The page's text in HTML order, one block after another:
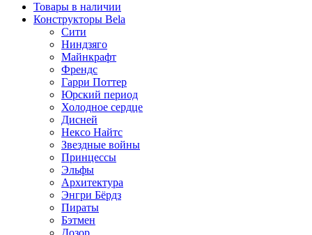
Товары в наличии
Конструкторы Bela
Сити
Ниндзяго
Майнкрафт
Френдс
Гарри Поттер
Юрский период
Холодное сердце
Дисней
Нексо Найтс
Звездные войны
Принцессы
Эльфы
Архитектура
Энгри Бёрдз
Пираты
Бэтмен
Дозор